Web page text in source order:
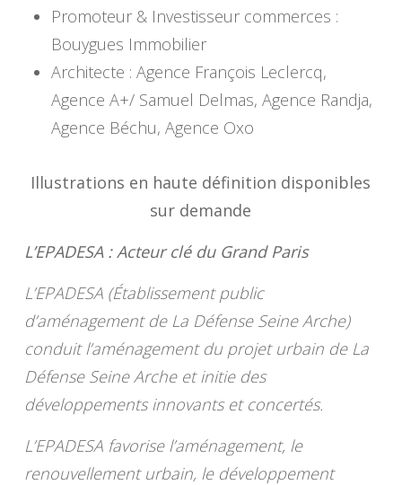
Promoteur & Investisseur commerces :
Bouygues Immobilier
Architecte : Agence François Leclercq,
Agence A+/ Samuel Delmas, Agence Randja,
Agence Béchu, Agence Oxo
Illustrations en haute définition disponibles
sur demande
L’EPADESA : Acteur clé du Grand Paris
L’EPADESA (Établissement public
d’aménagement de La Défense Seine Arche)
conduit l’aménagement du projet urbain de La
Défense Seine Arche et initie des
développements innovants et concertés.
L’EPADESA favorise l’aménagement, le
renouvellement urbain, le développement